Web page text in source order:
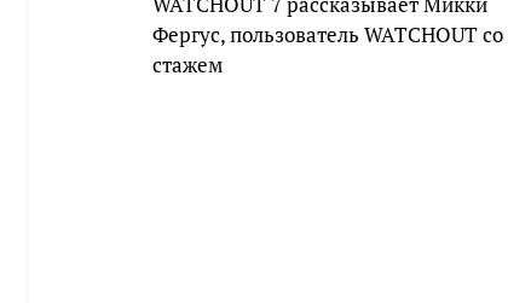
Фергус, пользователь WATCHOUT со
стажем